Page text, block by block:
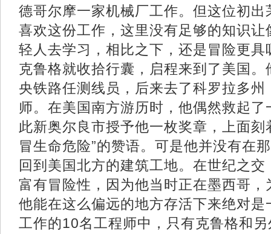
德哥尔摩一家机械厂工作。但这位初
喜欢这份工作，这里没有足够的知识让
轻人去学习，相比之下，还是冒险更
克鲁格就收拾行囊，启程来到了美国
央铁路任测线员，后来去了科罗拉多
师。在美国南方游历时，他偶然救起
此新奥尔良市授予他一枚奖章，上面刻
冒生命危险”的赞语。可是他并没有在
回到美国北方的建筑工地。在世纪之
富有冒险性，因为他当时正在墨西哥
他能在这么偏远的地方存活下来绝对
工作的10名工程师中，只有克鲁格和